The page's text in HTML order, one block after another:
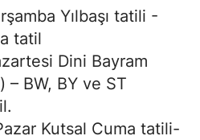
Yılbaşı tatili -
tatil
Dini Bayram
– BW, BY ve ST
Kutsal Cuma tatili-